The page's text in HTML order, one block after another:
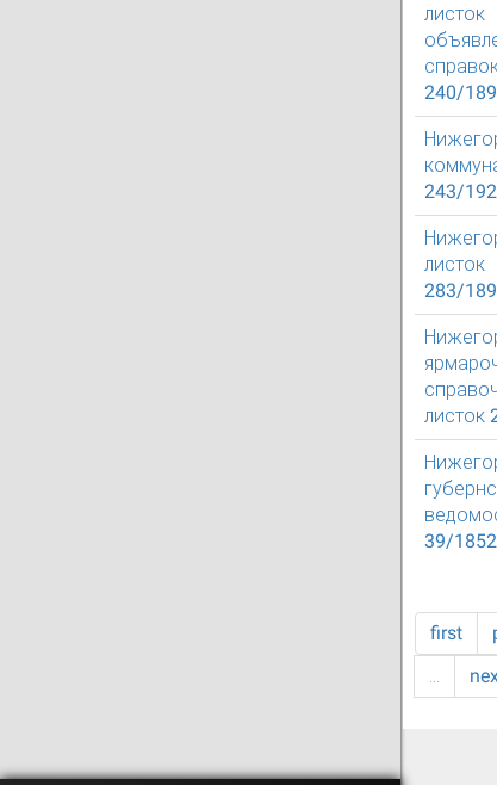
листок
240/
243/
листок
283/
листок
39/1852
first
…